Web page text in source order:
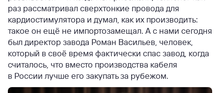
раз рассматривал сверхтонкие провода для
кардиостимулятора и думал, как их производить:
такое он ещё не импортозамещал. А с нами сегодня
был директор завода Роман Васильев, человек,
который в своё время фактически спас завод, когда
считалось, что вместо производства кабеля
в России лучше его закупать за рубежом.